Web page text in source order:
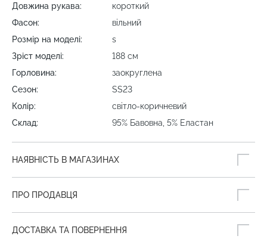
Довжина рукава:
короткий
Фасон:
вільний
Розмір на моделі:
s
Зріст моделі:
188 см
Горловина:
заокруглена
Сезон:
SS23
Колір:
світло-коричневий
Склад:
95% Бавовна, 5% Еластан
НАЯВНІСТЬ В МАГАЗИНАХ
ПРО ПРОДАВЦЯ
ДОСТАВКА ТА ПОВЕРНЕННЯ